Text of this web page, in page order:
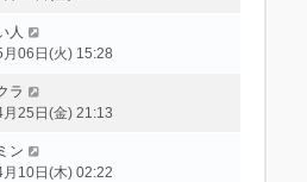
人
06日(火) 15:28
ラ
25日(金) 21:13
ン
10日(木) 02:22